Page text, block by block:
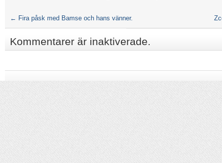
← Fira påsk med Bamse och hans vänner.
Kommentarer är inaktiverade.